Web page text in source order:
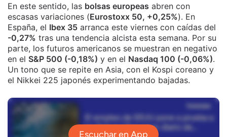
En este sentido, las bolsas europeas abren con
escasas variaciones (Eurostoxx 50, +0,25%). En
España, el Ibex 35 arranca este viernes con caídas del
-0,27% tras una tendencia alcista esta semana. Por su
parte, los futuros americanos se muestran en negativo
en el S&P 500 (-0,18%) y en el Nasdaq 100 (-0,06%).
Un tono que se repite en Asia, con el Kospi coreano y
el Nikkei 225 japonés experimentando bajadas.